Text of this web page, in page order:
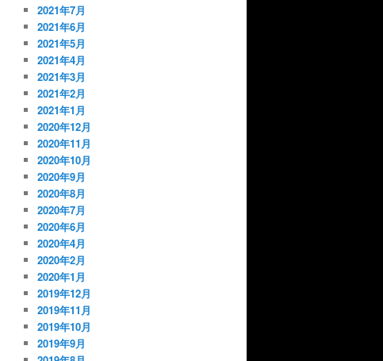
2021年7月
2021年6月
2021年5月
2021年4月
2021年3月
2021年2月
2021年1月
2020年12月
2020年11月
2020年10月
2020年9月
2020年8月
2020年7月
2020年6月
2020年4月
2020年2月
2020年1月
2019年12月
2019年11月
2019年10月
2019年9月